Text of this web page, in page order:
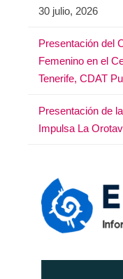
30 julio, 2026
Presentación del
Femenino en el
Tenerife, CDAT
Presentación de
Impulsa La